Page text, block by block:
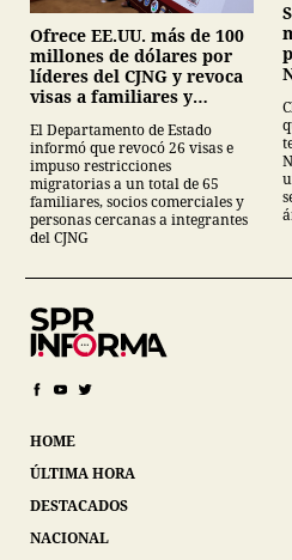
Ofrece EE.UU. más de 100
millones de dólares por
líderes del CJNG y revoca
visas a familiares y
El Departamento de Estado
informó que revocó 26 visas e
impuso restricciones
migratorias a un total de 65
familiares, socios comerciales y
personas cercanas a integrantes
del CJNG
HOME
ÚLTIMA HORA
DESTACADOS
NACIONAL